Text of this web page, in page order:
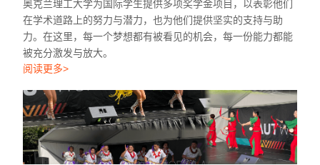
奥克兰理工大学为国际学生提供多项奖学金项目，以表彰他们
在学术道路上的努力与潜力，也为他们提供坚实的支持与助
力。在这里，每一个梦想都有被看见的机会，每一份能力都能
被充分激发与放大。
阅读更多>